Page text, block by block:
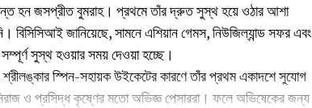
হন জসপ্রীত বুমরাহ। প্রথমে তাঁর দ্রুত সুস্থ হয়ে ওঠার আশা
বিসিসিআই জানিয়েছে, সামনে এশিয়ান গেমস, নিউজিল্যান্ড সফর এবং
সুস্থ হওয়ার সময় দেওয়া হচ্ছে।
স্পিন-সহায়ক উইকেটের কারণে তাঁর প্রথম একাদশে সুযোগ
ও প্রসিদ্ধ কৃষ্ণের মতো অভিজ্ঞ পেসাররা। ফলে অভিষেকের জন্য